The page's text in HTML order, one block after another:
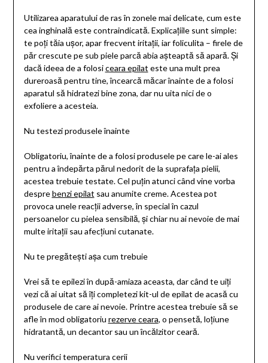
Utilizarea aparatului de ras în zonele mai delicate, cum este
cea inghinală este contraindicată. Explicațiile sunt simple:
te poți tăia ușor, apar frecvent iritații, iar foliculita – firele de
păr crescute pe sub piele parcă abia așteaptă să apară. Și
dacă ideea de a folosiceara epilat este una mult prea
dureroasă pentru tine, încearcă măcar înainte de a folosi
aparatul să hidratezi bine zona, dar nu uita nici de o
exfoliere a acesteia.
Nu testezi produsele înainte
Obligatoriu, înainte de a folosi produsele pe care le-ai ales
pentru a îndepărta părul nedorit de la suprafața pielii,
acestea trebuie testate. Cel puțin atunci când vine vorba
desprebenzi epilat sau anumite creme. Acestea pot
provoca unele reacții adverse, în special în cazul
persoanelor cu pielea sensibilă, și chiar nu ai nevoie de mai
multe iritații sau afecțiuni cutanate.
Nu te pregătești așa cum trebuie
Vrei să te epilezi în după-amiaza aceasta, dar când te uiți
vezi că ai uitat să îți completezi kit-ul de epilat de acasă cu
produsele de care ai nevoie. Printre acestea trebuie să se
afle în mod obligatoriu rezerve ceara, o pensetă, loțiune
hidratantă, un decantor sau un încălzitor ceară.
Nu verifici temperatura cerii